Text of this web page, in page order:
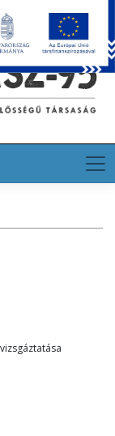
EN DE